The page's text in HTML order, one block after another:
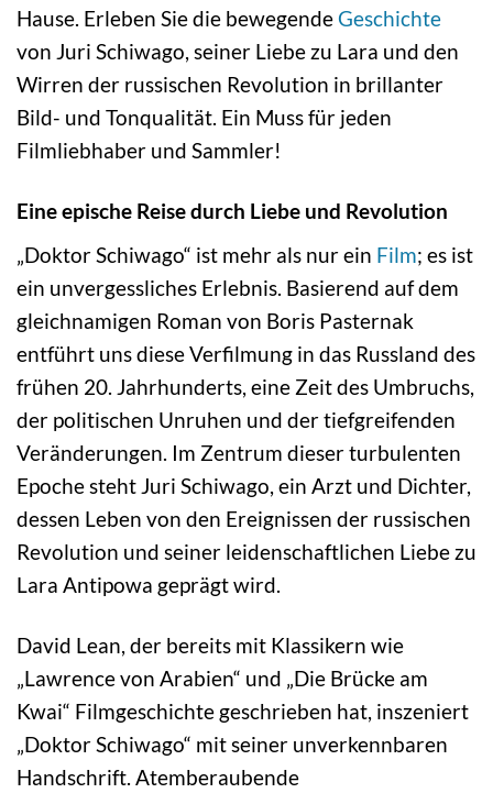
Hause. Erleben Sie die bewegendeGeschichte
von Juri Schiwago, seiner Liebe zu Lara und den
Wirren der russischen Revolution in brillanter
Bild- und Tonqualität. Ein Muss für jeden
Filmliebhaber und Sammler!
Eine epische Reise durch Liebe und Revolution
„Doktor Schiwago“ ist mehr als nur ein Film; es ist
ein unvergessliches Erlebnis. Basierend auf dem
gleichnamigen Roman von Boris Pasternak
entführt uns diese Verfilmung in das Russland des
frühen 20. Jahrhunderts, eine Zeit des Umbruchs,
der politischen Unruhen und der tiefgreifenden
Veränderungen. Im Zentrum dieser turbulenten
Epoche steht Juri Schiwago, ein Arzt und Dichter,
dessen Leben von den Ereignissen der russischen
Revolution und seiner leidenschaftlichen Liebe zu
Lara Antipowa geprägt wird.
David Lean, der bereits mit Klassikern wie
„Lawrence von Arabien“ und „Die Brücke am
Kwai“ Filmgeschichte geschrieben hat, inszeniert
„Doktor Schiwago“ mit seiner unverkennbaren
Handschrift. Atemberaubende